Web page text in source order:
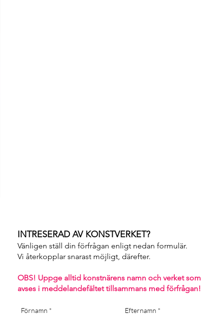
INTRESERAD AV KONSTVERKET?
Vänligen ställ din förfrågan enligt nedan formulär.
Vi återkopplar snarast möjligt, därefter. ​
OBS! Uppge alltid konstnärens namn och verket som
avses i meddelandefältet tillsammans med förfrågan!
Förnamn Efternamn